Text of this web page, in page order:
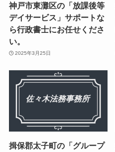
神戸市東灘区の「放課後等
デイサービス」サポートな
ら行政書士にお任せくださ
い。
2025年3月25日
揖保郡太子町の「グループ